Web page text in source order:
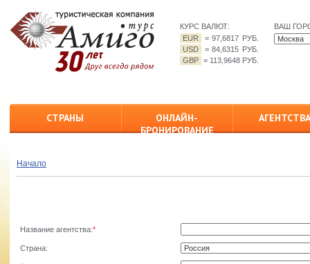
КУРС ВАЛЮТ:
EUR
=97,6817 РУБ.
USD
=84,6315 РУБ.
GBP = 113,9648 РУБ.
ВАШ
СТРАНЫ
ОНЛАЙН-
БРОНИРОВАНИЕ
Начало
Название агентства:*
Страна: